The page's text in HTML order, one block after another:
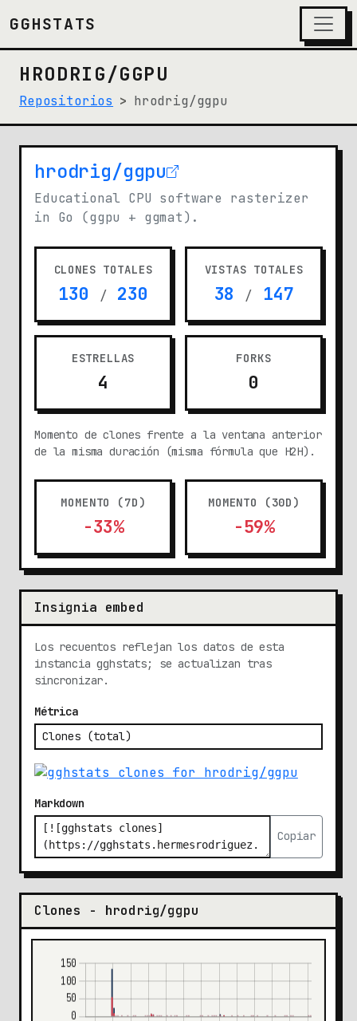
GGHSTATS
HRODRIG/GGPU
Repositorios hrodrig/ggpu
hrodrig/ggpu
(opens in new tab)
Educational CPU software rasterizer
in Go (ggpu + ggmat).
CLONES TOTALES
130 / 230
VISTAS TOTALES
38 / 147
ESTRELLAS
4
FORKS
0
Momento de clones frente a la ventana anterior
de la misma duración (misma fórmula que H2H).
MOMENTO (7D)
-33%
MOMENTO (30D)
-59%
Insignia embed
Los recuentos reflejan los datos de esta
instancia gghstats; se actualizan tras
sincronizar.
Métrica
Markdown
Copiar
Clones - hrodrig/ggpu